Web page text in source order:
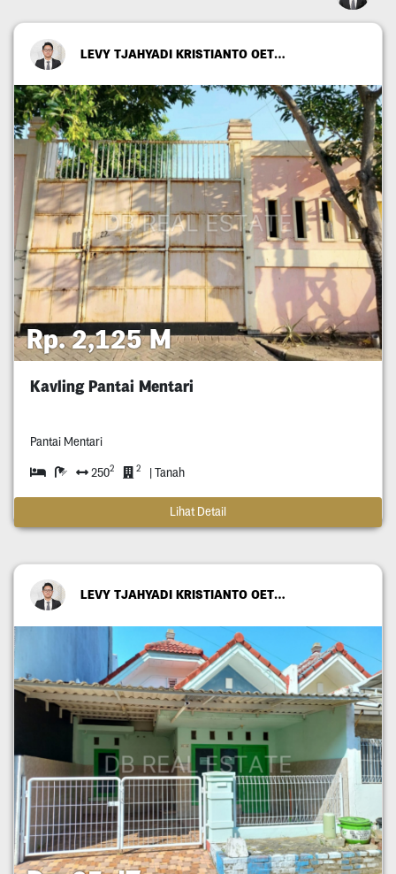
LEVY TJAHYADI KRISTIANTO OETOMO
Rp. 2,125 M
Kavling Pantai Mentari
Pantai Mentari
2502 2 | Tanah
Lihat Detail
LEVY TJAHYADI KRISTIANTO OETOMO